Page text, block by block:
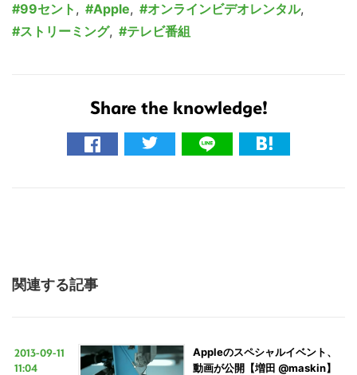
99セント , Apple, オンラインビデオレンタル,
ストリーミング, テレビ番組
Share the knowledge!
関連する記事
2013-09-11
11:04
Appleのスペシャルイベント、
動画が公開【増田 @maskin】